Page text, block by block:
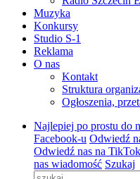
Muzyka
Konkursy
Studio S-1
Reklama
O nas
Kontakt
Struktura
Ogłoszenia,
Najlepiej po prostu do
Facebook-u Odwiedź
Odwiedź nas na
nas wiadomość Szukaj